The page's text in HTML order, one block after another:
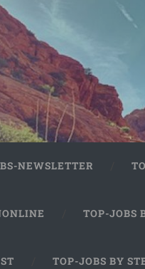
NEWSLETTER
TOP-JOBS
TOP-JOBS BY